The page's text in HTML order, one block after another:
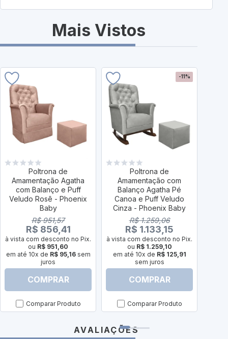
Mais Vistos
Poltrona de
Amamentação Agatha
com Balanço e Puff
Veludo Rosê - Phoenix
Baby
R$ 951,57
R$ 856,41
à vista com desconto no Pix.
ou R$ 951,60
em até 10x de R$ 95,16sem
juros
COMPRAR
Comparar Produto
-11%
Poltrona de
Amamentação com
Balanço Agatha Pé
Canoa e Puff Veludo
Cinza - Phoenix Baby
R$ 1.259,06
R$ 1.133,15
à vista com desconto no Pix.
ou R$ 1.259,10
em até 10x de R$ 125,91
sem juros
COMPRAR
Comparar Produto
AVALIAÇÕES